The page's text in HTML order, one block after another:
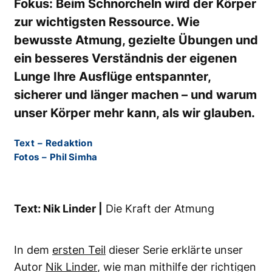
Fokus: Beim Schnorcheln wird der Körper
zur wichtigsten Ressource. Wie
bewusste Atmung, gezielte Übungen und
ein besseres Verständnis der eigenen
Lunge Ihre Ausflüge entspannter,
sicherer und länger machen – und warum
unser Körper mehr kann, als wir glauben.
Text – Redaktion
Fotos – Phil Simha
Text: Nik Linder | Die Kraft der Atmung
In dem ersten Teil dieser Serie erklärte unser
Autor Nik Linder, wie man mithilfe der richtigen